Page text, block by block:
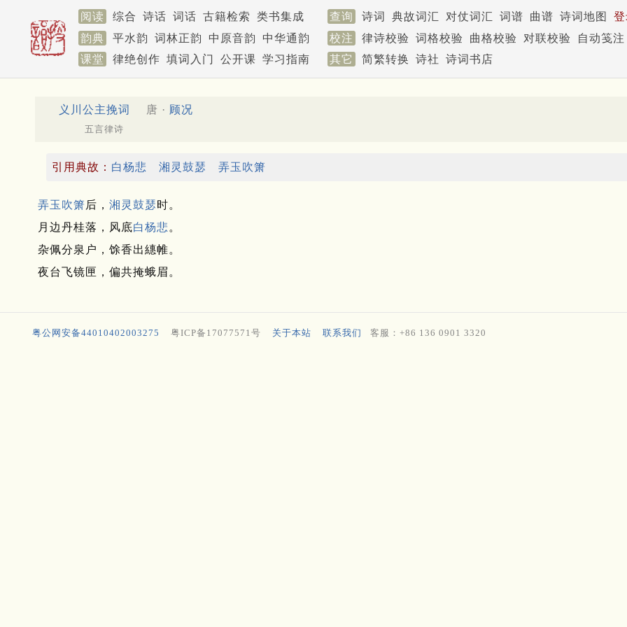
阅读 综合 诗话 词话 古籍检索 类书集成 查询 诗词 典故词汇 对仗词汇 词谱 曲谱 诗词地图
韵典
平水韵 词林正韵 中原音韵 中华通韵 校注 律诗校验 词格校验 曲格校验 对联校验
自动笺注
课堂
律绝创作 填词入门 公开课 学习指南 其它 简繁转换 诗社 诗词书店
义川公主挽词 唐 · 顾况
五言律诗
引用典故： 白杨悲 湘灵鼓瑟 弄玉吹箫
弄玉吹箫 后， 湘灵鼓瑟时。
月边丹桂落，风底白杨悲 。
杂佩分泉户，馀香出繐帷。
夜台飞镜匣，偏共掩蛾眉。
粤公网安备44010402003275 粤ICP备17077571号 关于本站 联系我们 客服：+86 136 0901 3320